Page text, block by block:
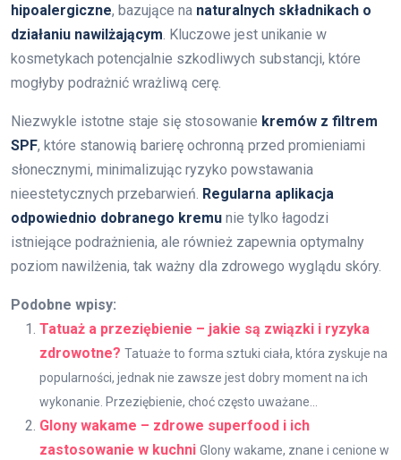
hipoalergiczne, bazujące na naturalnych składnikach o
działaniu nawilżającym. Kluczowe jest unikanie w
kosmetykach potencjalnie szkodliwych substancji, które
mogłyby podrażnić wrażliwą cerę.
Niezwykle istotne staje się stosowanie kremów z filtrem
SPF, które stanowią barierę ochronną przed promieniami
słonecznymi, minimalizując ryzyko powstawania
nieestetycznych przebarwień. Regularna aplikacja
odpowiednio dobranego kremu nie tylko łagodzi
istniejące podrażnienia, ale również zapewnia optymalny
poziom nawilżenia, tak ważny dla zdrowego wyglądu skóry.
Podobne wpisy:
Tatuaż a przeziębienie – jakie są związki i ryzyka
zdrowotne? Tatuaże to forma sztuki ciała, która zyskuje na
popularności, jednak nie zawsze jest dobry moment na ich
wykonanie. Przeziębienie, choć często uważane...
Glony wakame – zdrowe superfood i ich
zastosowanie w kuchni Glony wakame, znane i cenione w